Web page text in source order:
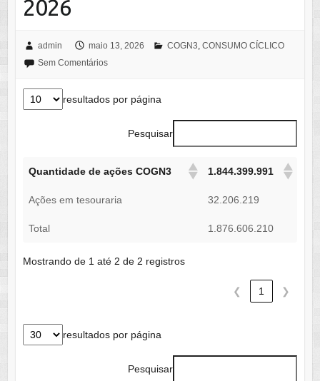
2026
admin maio 13, 2026 COGN3, CONSUMO CÍCLICO
Sem Comentários
resultados por página
Pesquisar
Quantidade de ações COGN3 1.844.399.991
Ações em tesouraria 32.206.219
Total 1.876.606.210
Mostrando de 1 até 2 de 2 registros
❮ 1 ❯
resultados por página
Pesquisar